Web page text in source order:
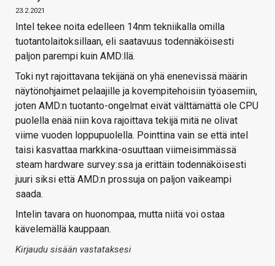
23.2.2021
Intel tekee noita edelleen 14nm tekniikalla omilla
tuotantolaitoksillaan, eli saatavuus todennäköisesti
paljon parempi kuin AMD:llä.
Toki nyt rajoittavana tekijänä on yhä enenevissä määrin
näytönohjaimet pelaajille ja kovempitehoisiin työasemiin,
joten AMD:n tuotanto-ongelmat eivät välttämättä ole CPU
puolella enää niin kova rajoittava tekijä mitä ne olivat
viime vuoden loppupuolella. Pointtina vain se että intel
taisi kasvattaa markkina-osuuttaan viimeisimmässä
steam hardware survey:ssa ja erittäin todennäköisesti
juuri siksi että AMD:n prossuja on paljon vaikeampi
saada.
Intelin tavara on huonompaa, mutta niitä voi ostaa
kävelemällä kauppaan.
Kirjaudu sisään vastataksesi